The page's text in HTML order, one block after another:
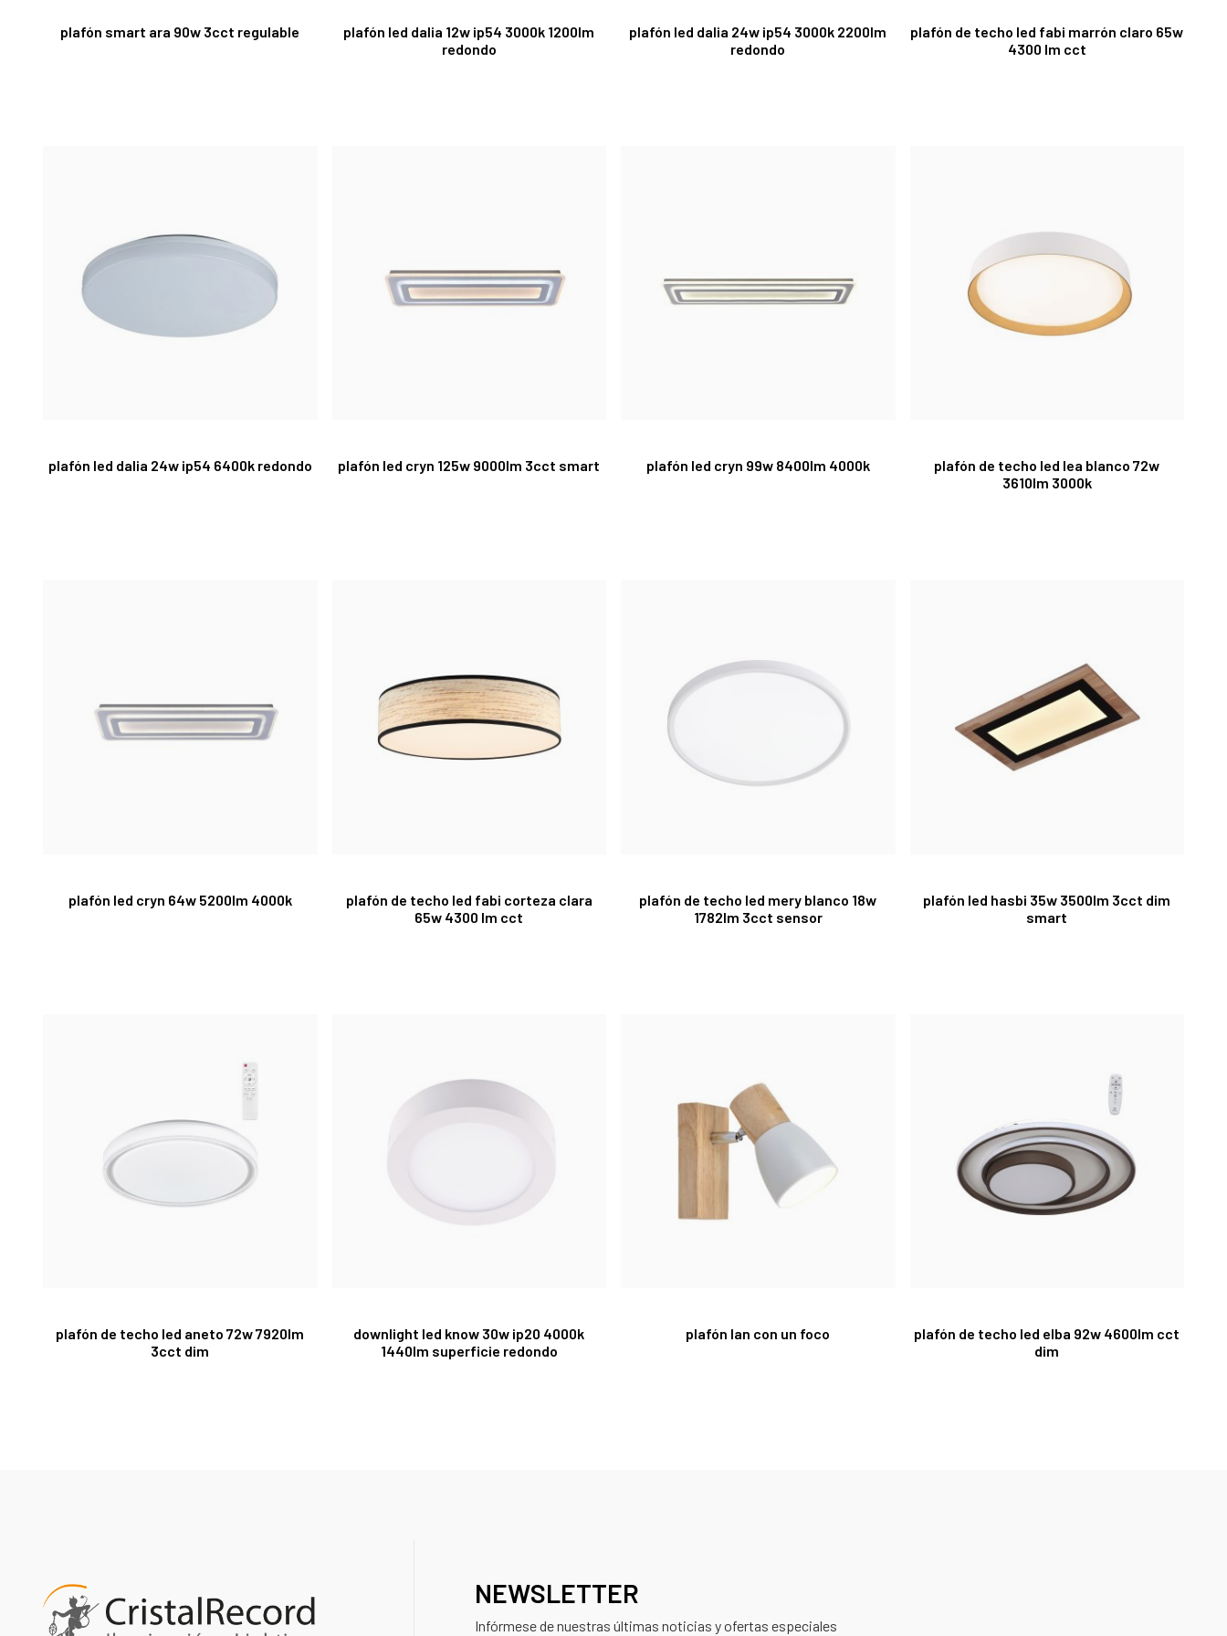
plafón smart ara 90w 3cct regulable
plafón led dalia 12w ip54 3000k 1200lm
redondo
plafón led dalia 24w ip54 3000k 2200lm
redondo
plafón de techo led fabi marrón claro 65w
4300 lm cct
plafón led dalia 24w ip54 6400k redondo plafón led cryn 125w 9000lm 3cct smart plafón led cryn 99w 8400lm 4000k
plafón de techo led lea blanco 72w
3610lm 3000k
plafón led cryn 64w 5200lm 4000k
plafón de techo led fabi corteza clara
65w 4300 lm cct
plafón de techo led mery blanco 18w
1782lm 3cct sensor
plafón led hasbi 35w 3500lm 3cct dim
smart
plafón de techo led aneto 72w 7920lm
3cct dim
downlight led know 30w ip20 4000k
1440lm superficie redondo
plafón lan con un foco
plafón de techo led elba 92w 4600lm cct
dim
NEWSLETTER
Infórmese de nuestras últimas noticias y ofertas especiales